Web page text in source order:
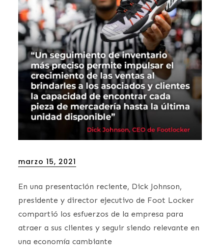
Posted
marzo 15, 2021
En una presentación reciente, Dick Johnson,
presidente y director ejecutivo de Foot Locker
compartió los esfuerzos de la empresa para
atraer a sus clientes y seguir siendo relevante en
una economía cambiante